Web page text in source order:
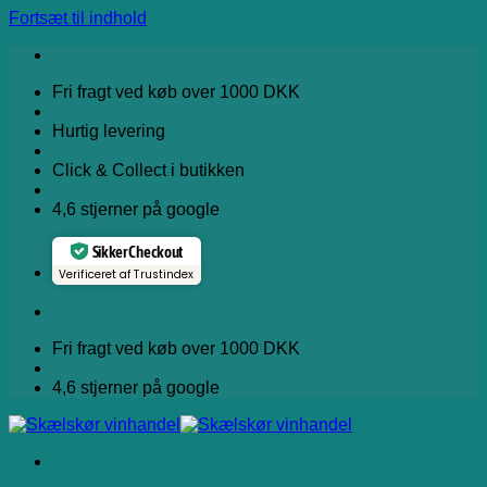
Fortsæt til indhold
Fri fragt ved køb over 1000 DKK
Hurtig levering
Click & Collect i butikken
4,6 stjerner på google
Sikker Checkout
Verificeret af Trustindex
Fri fragt ved køb over 1000 DKK
4,6 stjerner på google